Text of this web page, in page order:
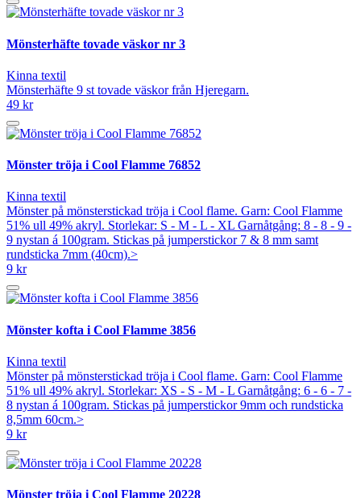
Mönsterhäfte tovade väskor nr 3
Kinna textil
Mönsterhäfte 9 st tovade väskor från Hjeregarn.
49 kr
Mönster tröja i Cool Flamme 76852
Kinna textil
Mönster på mönsterstickad tröja i Cool flame. Garn: Cool Flamme
51% ull 49% akryl. Storlekar: S - M - L - XL Garnåtgång: 8 - 8 - 9 -
9 nystan á 100gram. Stickas på jumperstickor 7 & 8 mm samt
rundsticka 7mm (40cm).>
9 kr
Mönster kofta i Cool Flamme 3856
Kinna textil
Mönster på mönsterstickad tröja i Cool flame. Garn: Cool Flamme
51% ull 49% akryl. Storlekar: XS - S - M - L Garnåtgång: 6 - 6 - 7 -
8 nystan á 100gram. Stickas på jumperstickor 9mm och rundsticka
8,5mm 60cm.>
9 kr
Mönster tröja i Cool Flamme 20228